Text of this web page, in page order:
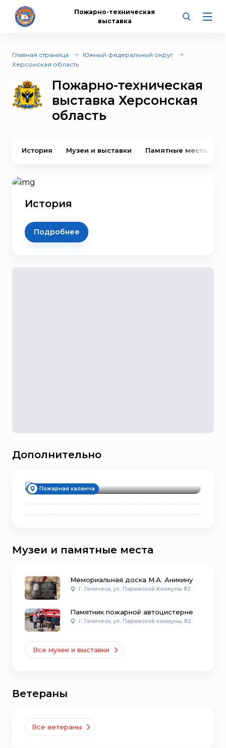
Пожарно-техническая
выставка
Главная страница
Южный федеральный округ
Херсонская область
Пожарно-техническая
выставка Херсонская
область
История Музеи и выставки Памятные места
История
Подробнее
Дополнительно
Пожарная каланча
Музеи и памятные места
Мемориальная доска М.А. Аникину
г. Геническ, ул. Парижской Коммуны 82
Памятник пожарной автоцистерне
г. Геническ, ул. Парижской коммуны, 82
Все музеи и выставки
Ветераны
Все ветераны